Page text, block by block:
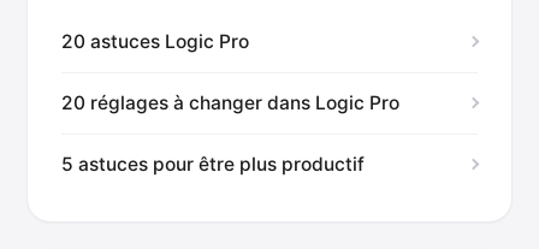
20 astuces Logic Pro
20 réglages à changer dans Logic Pro
5 astuces pour être plus productif